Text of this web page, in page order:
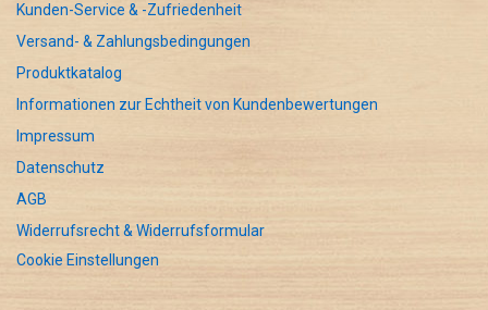
Kunden-Service & -Zufriedenheit
Versand- & Zahlungsbedingungen
Produktkatalog
Informationen zur Echtheit von Kundenbewertungen
Impressum
Datenschutz
AGB
Widerrufsrecht & Widerrufsformular
Cookie Einstellungen